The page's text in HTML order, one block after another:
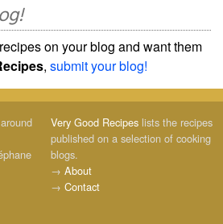
on your blog and want them
, submit your blog!
Very Good Recipes lists the recipes
published on a selection of cooking
blogs.
→ About
→ Contact